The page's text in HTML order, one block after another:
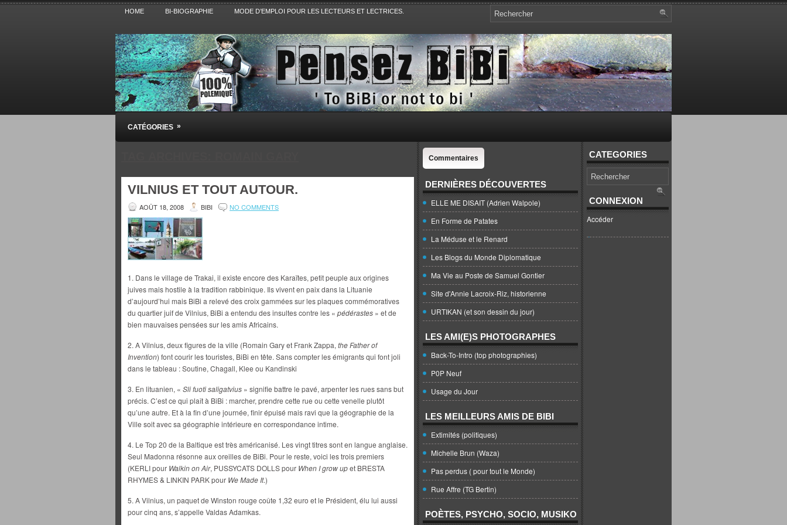
HOME BI-BIOGRAPHIE MODE D’EMPLOI POUR LES LECTEURS ET LECTRICES.
Pensez BiBi
Blog polémique sur l'Actualité, la Culture, la Politique, le Sport,. Avec Revue de presse et de blogs.
CATÉGORIES »
VILNIUS ET TOUT AUTOUR.
AOÛT 18, 2008 BIBI NO COMMENTS
1. Dans le village de Trakai, il existe encore des Karaïtes, petit peuple aux origines
juives mais hostile à la tradition rabbinique. Ils vivent en paix dans la Lituanie
d’aujourd’hui mais BiBi a relevé des croix gammées sur les plaques commémoratives
du quartier juif de Vilnius, BiBi a entendu des insultes contre les « pédérastes » et de
bien mauvaises pensées sur les amis Africains.
2. A Vilnius, deux figures de la ville (Romain Gary et Frank Zappa, the Father of
Invention) font courir les touristes, BiBi en tête. Sans compter les émigrants qui font joli
dans le tableau : Soutine, Chagall, Klee ou Kandinski
3. En lituanien, « Sli fuoti saligatvius » signifie battre le pavé, arpenter les rues sans but
précis. C’est ce qui plaît à BiBi : marcher, prendre cette rue ou cette venelle plutôt
qu’une autre. Et à la fin d’une journée, finir épuisé mais ravi que la géographie de la
Ville soit avec sa géographie intérieure en correspondance intime.
4. Le Top 20 de la Baltique est très américanisé. Les vingt titres sont en langue anglaise.
Seul Madonna résonne aux oreilles de BiBi. Pour le reste, voici les trois premiers
(KERLI pour Walkin on Air, PUSSYCATS DOLLS pour When I grow upet BRESTA
RHYMES & LINKIN PARK pour We Made It.)
5. A Vilnius, un paquet de Winston rouge coûte 1,32 euro et le Président, élu lui aussi
pour cinq ans, s’appelle Valdas Adamkas.
Commentaires
DERNIÈRES DÉCOUVERTES
ELLE ME DISAIT (Adrien Walpole)
En Forme de Patates
La Méduse et le Renard
Les Blogs du Monde Diplomatique
Ma Vie au Poste de Samuel Gontier
Site d'Annie Lacroix-Riz, historienne
URTIKAN (et son dessin du jour)
LES AMI(E)S PHOTOGRAPHES
Back-To-Intro (top photographies)
P0P Neuf
Usage du Jour
LES MEILLEURS AMIS DE BIBI
Extimités (politiques)
Michelle Brun (Waza)
Pas perdus ( pour tout le Monde)
Rue Affre (TG Bertin)
POÈTES, PSYCHO, SOCIO, MUSIKO
CATEGORIES
CONNEXION
Accéder